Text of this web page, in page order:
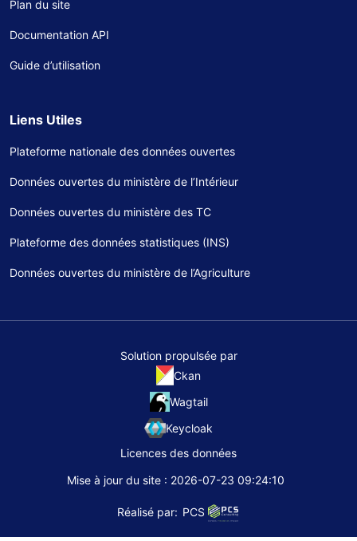
Plan du site
Documentation API
Guide d’utilisation
Liens Utiles
Plateforme nationale des données ouvertes
Données ouvertes du ministère de l’Intérieur
Données ouvertes du ministère des TC
Plateforme des données statistiques (INS)
Données ouvertes du ministère de l’Agriculture
Solution propulsée par
Ckan
Wagtail
Keycloak
Licences des données
Mise à jour du site : 2026-07-23 09:24:10
Réalisé par: PCS